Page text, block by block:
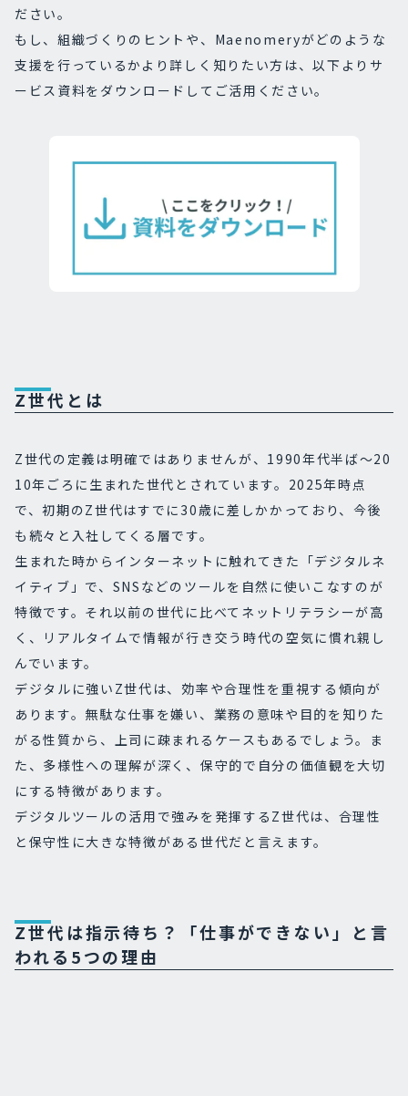
ださい。
もし、組織づくりのヒントや、Maenomeryがどのような
支援を行っているかより詳しく知りたい方は、以下よりサ
ービス資料をダウンロードしてご活用ください。
Z世代とは
Z世代の定義は明確ではありませんが、1990年代半ば～20
10年ごろに生まれた世代とされています。2025年時点
で、初期のZ世代はすでに30歳に差しかかっており、今後
も続々と入社してくる層です。
生まれた時からインターネットに触れてきた「デジタルネ
イティブ」で、SNSなどのツールを自然に使いこなすのが
特徴です。それ以前の世代に比べてネットリテラシーが高
く、リアルタイムで情報が行き交う時代の空気に慣れ親し
んでいます。
デジタルに強いZ世代は、効率や合理性を重視する傾向が
あります。無駄な仕事を嫌い、業務の意味や目的を知りた
がる性質から、上司に疎まれるケースもあるでしょう。ま
た、多様性への理解が深く、保守的で自分の価値観を大切
にする特徴があります。
デジタルツールの活用で強みを発揮するZ世代は、合理性
と保守性に大きな特徴がある世代だと言えます。
Z世代は指示待ち？「仕事ができない」と言
われる5つの理由